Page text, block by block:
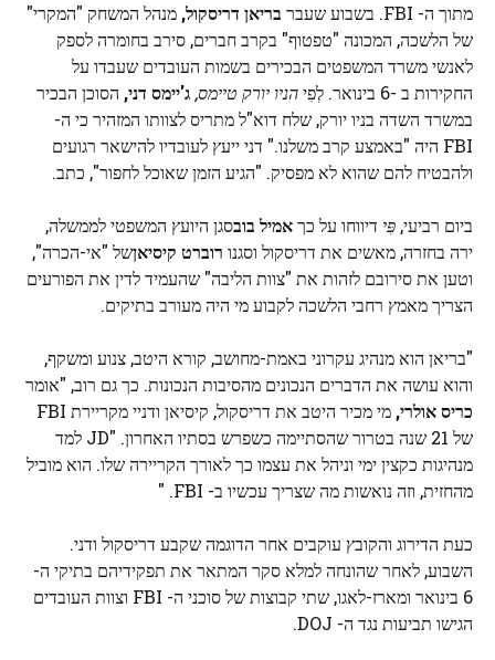
מתוך ה- FBI. בשבוע שעבר
בריאן דריסקול, מנהל המשחק "המקרי"
של הלשכה, המכונה "טפטוף" בקרב חברים, סירב בחומרה לספק
לאנשי משרד המשפטים הבכירים בשמות העובדים שעבדו על
החקירות ב -6 בינואר. לְפִי
הניו יורק טיימס, ג'יימס דני, הסוכן הבכיר
במשרד השדה בניו יורק, שלח דוא"ל מתריס לצוותו המזהיר כי ה-
FBI היה "באמצע קרב משלנו." דני ייעץ לעובדיו להישאר רגועים
ולהבטיח להם שהוא לא מפסיק. "הגיע הזמן שאוכל לחפור", כתב.
ביום רביעי, פִּי דיווחו על כךאמיל בובסגן היועץ המשפטי לממשלה,
ירה בחזרה, מאשים את דריסקול וסגנו רוברט קיסיאןשל "אי-הכרה",
וטען את סירובם לזהות את "צוות הליבה" שהעמיד לדין את הפורעים
הצריך מאמץ רחבי הלשכה לקבוע מי היה מעורב בתיקים.
"בריאן הוא מנהיג עקרוני באמת-מחושב, קורא היטב, צנוע ומשקף,
והוא עושה את הדברים הנכונים מהסיבות הנכונות. כך גם רוב, "אומר
כריס אולרי,
מי מכיר היטב את דריסקול, קיסיאן ודניי מקריירת FBI
של 21 שנה בטרור שהסתיימה כשפרש בסתיו האחרון. "JD למד
מנהיגות כקצין ימי וניהל את עצמו כך לאורך הקריירה שלו. הוא מוביל
מהחזית, וזה נואשות מה שצריך עכשיו ב- FBI. "
כעת הדירוג והקובץ עוקבים אחר הדוגמה שקבע דריסקול ודני.
השבוע, לאחר שהונחה למלא סקר המתאר את תפקידיהם בתיקי ה-
6 בינואר ומארז-לאגו, שתי קבוצות של סוכני ה- FBI וצוות העובדים
הגישו תביעות נגד ה- DOJ.